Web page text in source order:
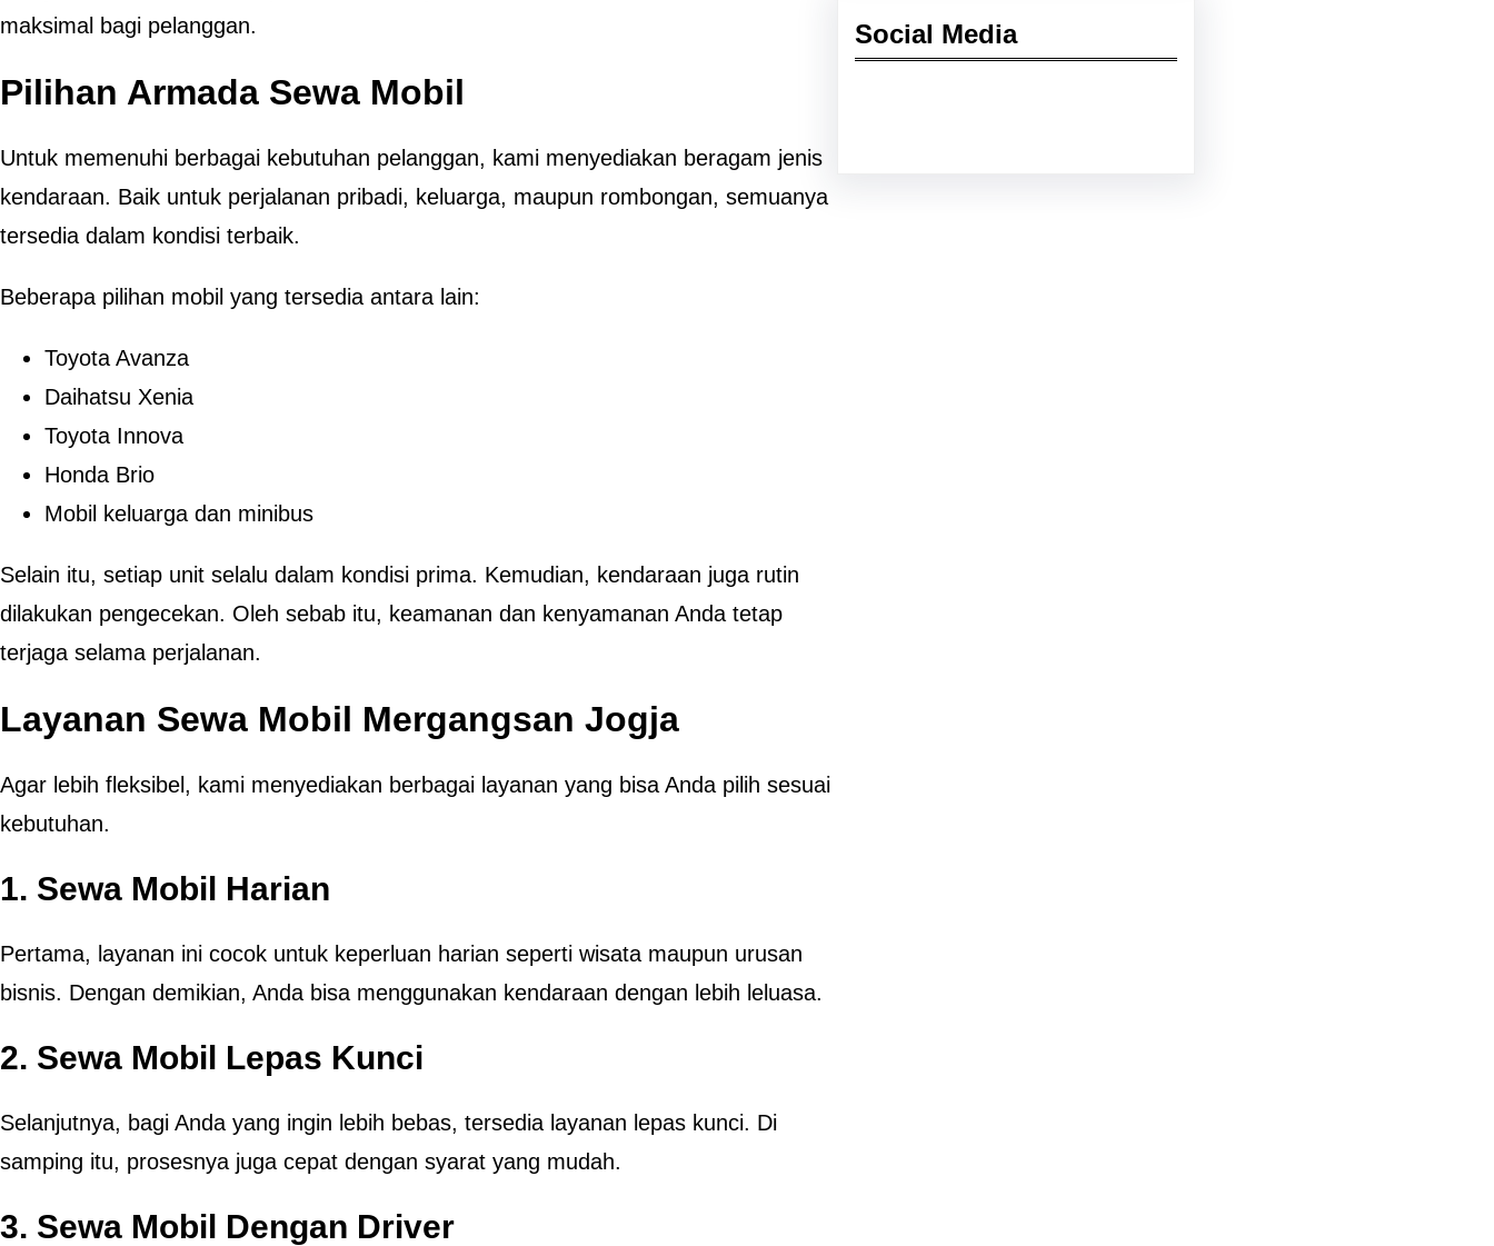
maksimal bagi pelanggan.
Pilihan Armada Sewa Mobil
Untuk memenuhi berbagai kebutuhan pelanggan, kami menyediakan beragam jenis
kendaraan. Baik untuk perjalanan pribadi, keluarga, maupun rombongan, semuanya
tersedia dalam kondisi terbaik.
Beberapa pilihan mobil yang tersedia antara lain:
Toyota Avanza
Daihatsu Xenia
Toyota Innova
Honda Brio
Mobil keluarga dan minibus
Selain itu, setiap unit selalu dalam kondisi prima. Kemudian, kendaraan juga rutin
dilakukan pengecekan. Oleh sebab itu, keamanan dan kenyamanan Anda tetap
terjaga selama perjalanan.
Layanan Sewa Mobil Mergangsan Jogja
Agar lebih fleksibel, kami menyediakan berbagai layanan yang bisa Anda pilih sesuai
kebutuhan.
1. Sewa Mobil Harian
Pertama, layanan ini cocok untuk keperluan harian seperti wisata maupun urusan
bisnis. Dengan demikian, Anda bisa menggunakan kendaraan dengan lebih leluasa.
2. Sewa Mobil Lepas Kunci
Selanjutnya, bagi Anda yang ingin lebih bebas, tersedia layanan lepas kunci. Di
samping itu, prosesnya juga cepat dengan syarat yang mudah.
3. Sewa Mobil Dengan Driver
Social Media